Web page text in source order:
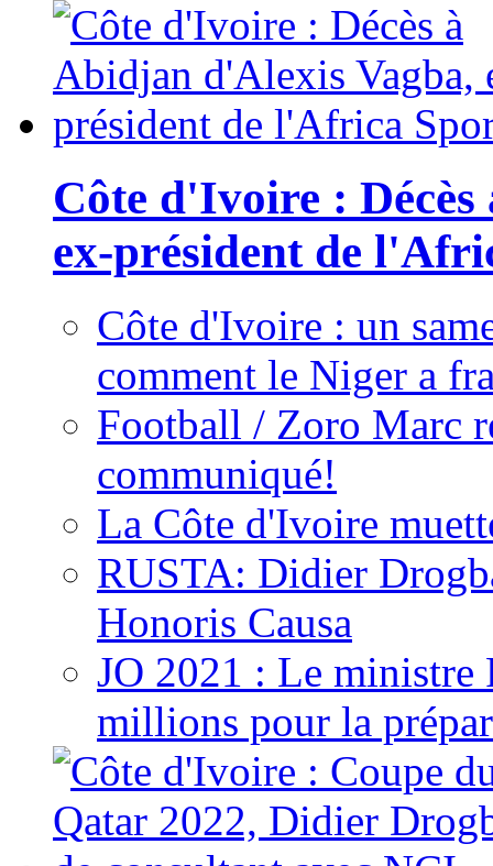
Côte d'Ivoire :
ex-président de
Côte d'Ivoire : un
comment le Niger a
Football / Zoro Marc
communiqué!
La Côte d'Ivoire
RUSTA: Didier
Honoris Causa
JO 2021 : Le ministre
millions pour la